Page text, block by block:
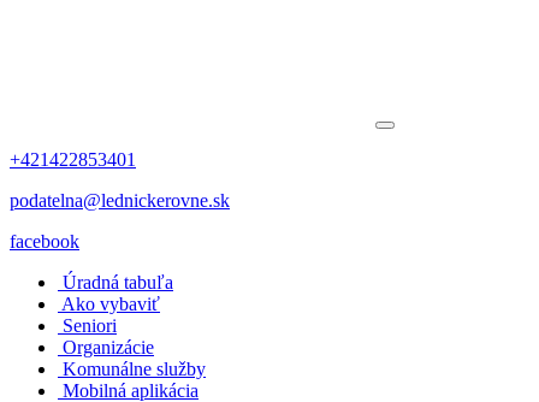
+421422853401
podatelna@lednickerovne.sk
facebook
Úradná tabuľa
Ako vybaviť
Seniori
Organizácie
Komunálne služby
Mobilná aplikácia